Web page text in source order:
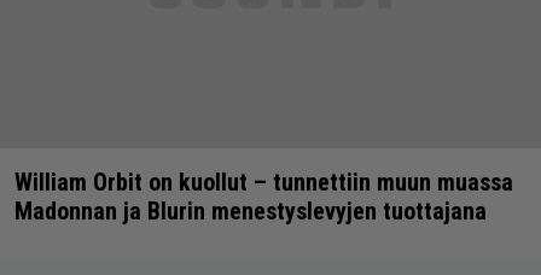
William Orbit on kuollut – tunnettiin muun muassa
Madonnan ja Blurin menestyslevyjen tuottajana